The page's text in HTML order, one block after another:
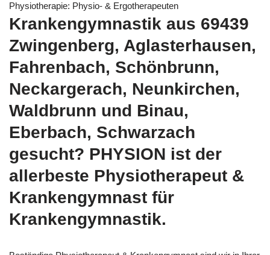
Physiotherapie: Physio- & Ergotherapeuten
Krankengymnastik aus 69439
Zwingenberg, Aglasterhausen,
Fahrenbach, Schönbrunn,
Neckargerach, Neunkirchen,
Waldbrunn und Binau,
Eberbach, Schwarzach
gesucht? PHYSION ist der
allerbeste Physiotherapeut &
Krankengymnast für
Krankengymnastik.